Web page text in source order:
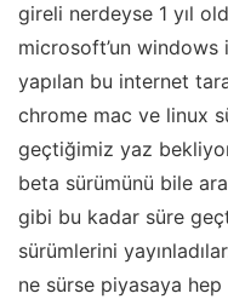
gireli nerdeyse 1 yıl
microsoft’un windows
yapılan bu internet
chrome mac ve linux
geçtiğimiz yaz
beta sürümünü bile
gibi bu kadar süre
sürümlerini
ne sürse piyasaya